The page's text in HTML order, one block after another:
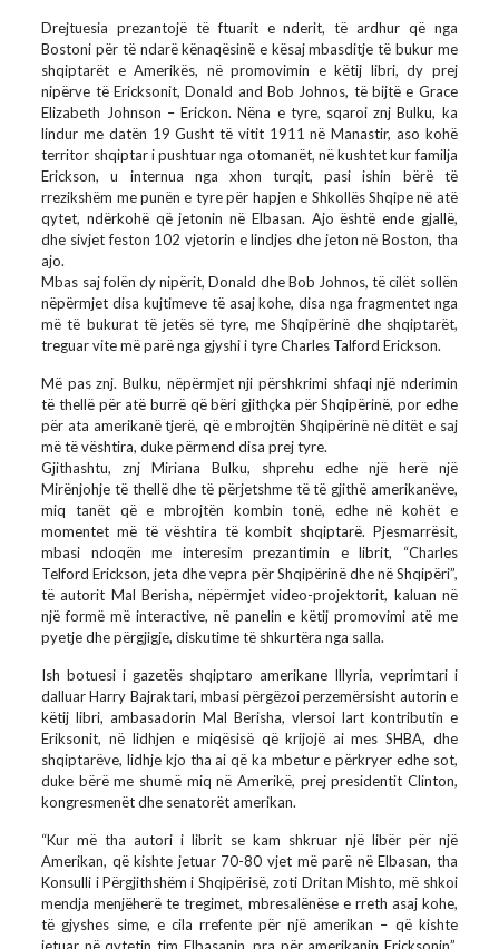
Drejtuesia prezantojë të ftuarit e nderit, të ardhur që nga
Bostoni për të ndarë kënaqësinë e kësaj mbasditje të bukur me
shqiptarët e Amerikës, në promovimin e këtij libri, dy prej
nipërve të Ericksonit, Donald and Bob Johnos, të bijtë e Grace
Elizabeth Johnson – Erickon. Nëna e tyre, sqaroi znj Bulku, ka
lindur me datën 19 Gusht të vitit 1911 në Manastir, aso kohë
territor shqiptar i pushtuar nga otomanët, në kushtet kur familja
Erickson, u internua nga xhon turqit, pasi ishin bërë të
rrezikshëm me punën e tyre për hapjen e Shkollës Shqipe në atë
qytet, ndërkohë që jetonin në Elbasan. Ajo është ende gjallë,
dhe sivjet feston 102 vjetorin e lindjes dhe jeton në Boston, tha
ajo.
Mbas saj folën dy nipërit, Donald dhe Bob Johnos, të cilët sollën
nëpërmjet disa kujtimeve të asaj kohe, disa nga fragmentet nga
më të bukurat të jetës së tyre, me Shqipërinë dhe shqiptarët,
treguar vite më parë nga gjyshi i tyre Charles Talford Erickson.
Më pas znj. Bulku, nëpërmjet nji përshkrimi shfaqi një nderimin
të thellë për atë burrë që bëri gjithçka për Shqipërinë, por edhe
për ata amerikanë tjerë, që e mbrojtën Shqipërinë në ditët e saj
më të vështira, duke përmend disa prej tyre.
Gjithashtu, znj Miriana Bulku, shprehu edhe një herë një
Mirënjohje të thellë dhe të përjetshme të të gjithë amerikanëve,
miq tanët që e mbrojtën kombin tonë, edhe në kohët e
momentet më të vështira të kombit shqiptarë. Pjesmarrësit,
mbasi ndoqën me interesim prezantimin e librit, “Charles
Telford Erickson, jeta dhe vepra për Shqipërinë dhe në Shqipëri”,
të autorit Mal Berisha, nëpërmjet video-projektorit, kaluan në
një formë më interactive, në panelin e këtij promovimi atë me
pyetje dhe përgjigje, diskutime të shkurtëra nga salla.
Ish botuesi i gazetës shqiptaro amerikane Illyria, veprimtari i
dalluar Harry Bajraktari, mbasi përgëzoi perzemërsisht autorin e
këtij libri, ambasadorin Mal Berisha, vlersoi lart kontributin e
Eriksonit, në lidhjen e miqësisë që krijojë ai mes SHBA, dhe
shqiptarëve, lidhje kjo tha ai që ka mbetur e përkryer edhe sot,
duke bërë me shumë miq në Amerikë, prej presidentit Clinton,
kongresmenët dhe senatorët amerikan.
“Kur më tha autori i librit se kam shkruar një libër për një
Amerikan, që kishte jetuar 70-80 vjet më parë në Elbasan, tha
Konsulli i Përgjithshëm i Shqipërisë, zoti Dritan Mishto, më shkoi
mendja menjëherë te tregimet, mbresalënëse e rreth asaj kohe,
të gjyshes sime, e cila rrefente për një amerikan – që kishte
jetuar në qytetin tim Elbasanin, pra për amerikanin Ericksonin”,